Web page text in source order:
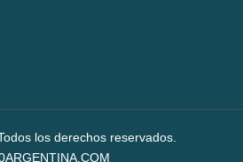
los derechos reservados.